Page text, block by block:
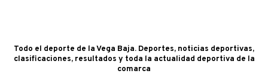
Todo el deporte de la Vega Baja. Deportes, noticias deportivas,
clasificaciones, resultados y toda la actualidad deportiva de la
comarca